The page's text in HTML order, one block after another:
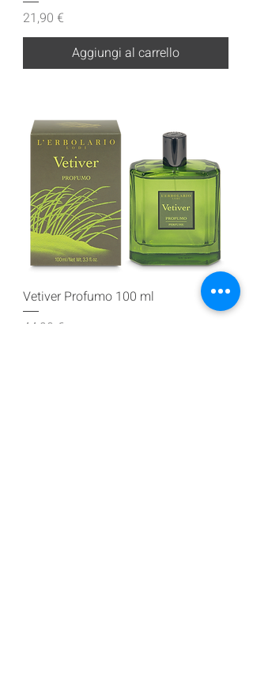
Prezzo
21,90 €
Aggiungi al carrello
Vetiver Profumo 100 ml
Prezzo
44,90 €